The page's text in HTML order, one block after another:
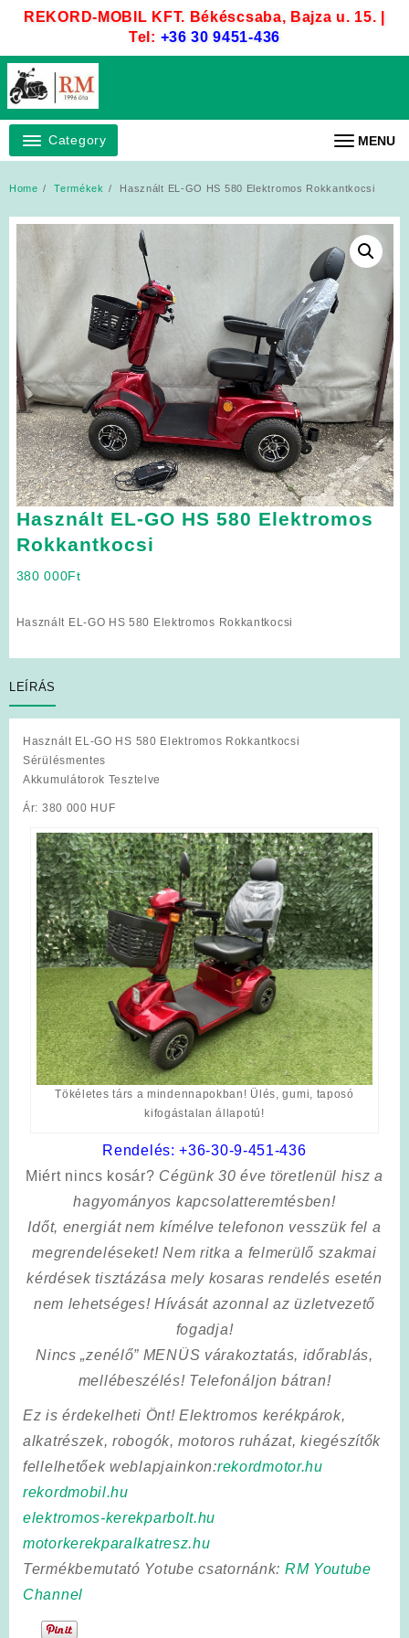
REKORD-MOBIL KFT. Békéscsaba, Bajza u. 15. |
Tel: +36 30 9451-436
Category MENU
Home Termékek Használt EL-GO HS 580 Elektromos Rokkantkocsi
Használt EL-GO HS 580 Elektromos
Rokkantkocsi
380 000Ft
Használt EL-GO HS 580 Elektromos Rokkantkocsi
LEÍRÁS
Használt EL-GO HS 580 Elektromos Rokkantkocsi
Sérülésmentes
Akkumulátorok Tesztelve
Ár: 380 000 HUF
Tökéletes társ a mindennapokban! Ülés, gumi, taposó
kifogástalan állapotú!
Rendelés:+36-30-9-451-436
Miért nincs kosár? Cégünk 30 éve töretlenül hisz a
hagyományos kapcsolatteremtésben!
Időt, energiát nem kímélvetelefonon vesszük fel a
megrendeléseket! Nem ritka a felmerülő szakmai
kérdések tisztázása mely kosaras rendelés esetén
nem lehetséges! Hívását azonnal az üzletvezető
fogadja!
Nincs „zenélő” MENÜS várakoztatás, időrablás,
mellébeszélés! Telefonáljon bátran!
Ez is érdekelheti Önt! Elektromos kerékpárok,
alkatrészek, robogók, motoros ruházat, kiegészítők
fellelhetőek weblapjainkon:rekordmotor.hu
rekordmobil.hu
elektromos-kerekparbolt.hu
motorkerekparalkatresz.hu
Termékbemutató Yotube csatornánk: RM Youtube
Channel